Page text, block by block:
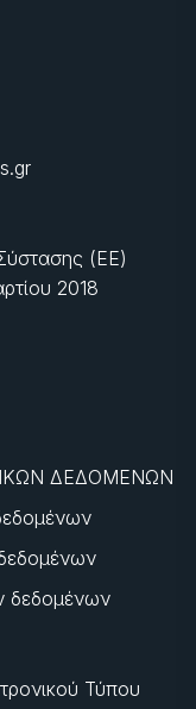
(ΕΕ)
2018
ΔΕΔΟΜΕΝΩΝ
δεδομένων
Τύπου